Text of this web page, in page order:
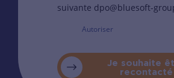
suivante dpo@bluesoft-
Autoriser
Je souhaite
recontacté